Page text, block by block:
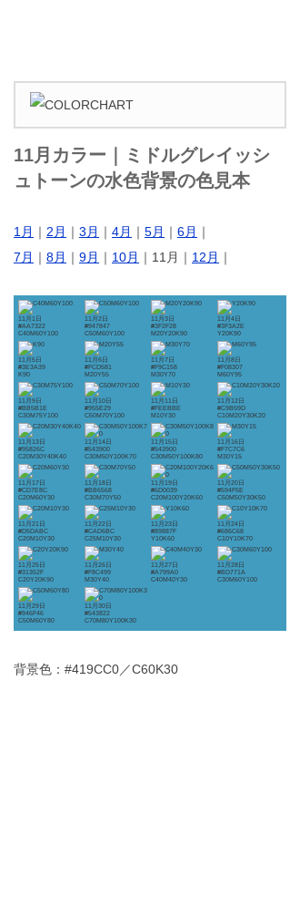
11月カラー｜ミドルグレイッシ
ュトーンの水色背景の色見本
1月 ｜ 2月 ｜ 3月 ｜ 4月 ｜ 5月 ｜ 6月 ｜
7月 ｜ 8月 ｜ 9月 ｜ 10月 ｜11月｜ 12月 ｜
11月1日
#AA7322
C40M60Y100
11月2日
#947847
C50M60Y100
11月3日
#3F2F28
M20Y20K90
11月4日
#3F3A2E
Y20K90
11月5日
#3E3A39
K90
11月6日
#FCD581
M20Y55
11月7日
#F9C158
M30Y70
11月8日
#F08307
M60Y95
11月9日
#BB5B1E
C30M75Y100
11月10日
#955E29
C50M70Y100
11月11日
#FEEBBE
M10Y30
11月12日
#C9B59D
C10M20Y30K20
11月13日
#95826C
C20M30Y40K40
11月14日
#543900
C30M50Y100K70
11月15日
#543900
C30M50Y100K80
11月16日
#F7C7C6
M30Y15
11月17日
#CD7E8C
C20M60Y30
11月18日
#BB6568
C30M70Y50
11月19日
#6D0039
C20M100Y20K60
11月20日
#594F5E
C50M50Y30K50
11月21日
#D5DABC
C20M10Y30
11月22日
#CAD6BC
C25M10Y30
11月23日
#89887F
Y10K60
11月24日
#686C68
C10Y10K70
11月25日
#31352F
C20Y20K90
11月26日
#F8C499
M30Y40
11月27日
#A799A0
C40M40Y30
11月28日
#BD771A
C30M60Y100
11月29日
#946F46
C50M60Y80
11月30日
#543822
C70M80Y100K30
背景色：#419CC0／C60K30